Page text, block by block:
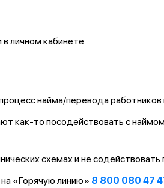
личном кабинете.
найма/перевода работников
как-то посодействовать с
схемах и не
«Горячую линию» 8 800 080 47